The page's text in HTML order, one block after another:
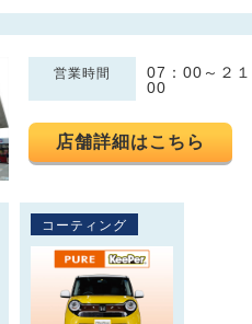
営業時間
07：00～２１
00
店舗詳細はこちら
コーティング